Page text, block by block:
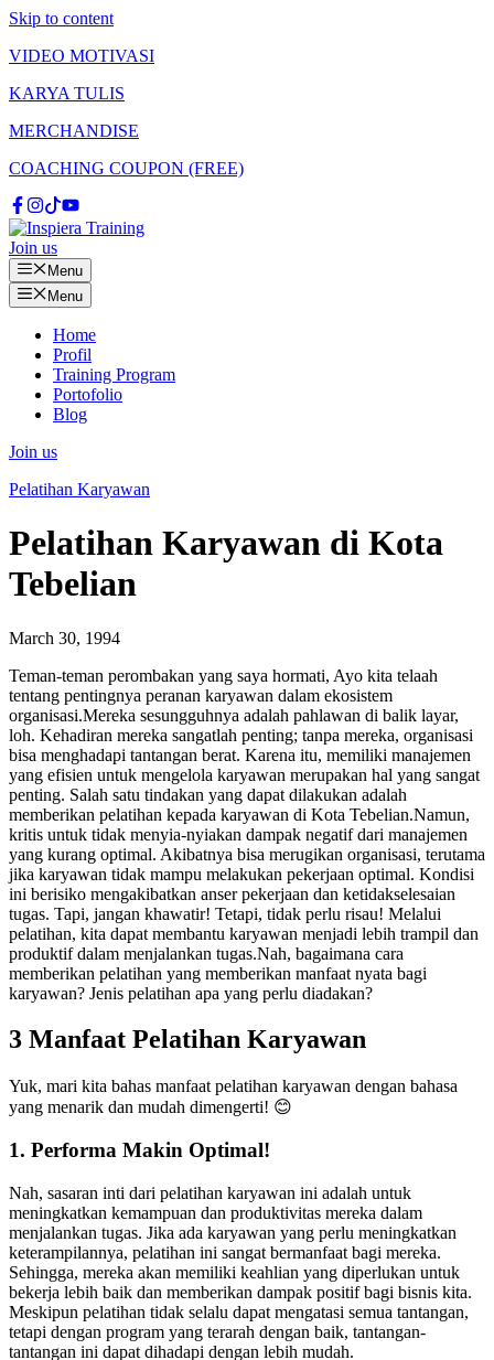
Skip to content
VIDEO MOTIVASI
KARYA TULIS
MERCHANDISE
COACHING COUPON (FREE)
Join us
Menu
Menu
Home
Profil
Training Program
Portofolio
Blog
Join us
Pelatihan Karyawan
Pelatihan Karyawan di Kota
Tebelian
March 30, 1994
Teman-teman perombakan yang saya hormati, Ayo kita telaah
tentang pentingnya peranan karyawan dalam ekosistem
organisasi.Mereka sesungguhnya adalah pahlawan di balik layar,
loh. Kehadiran mereka sangatlah penting; tanpa mereka, organisasi
bisa menghadapi tantangan berat. Karena itu, memiliki manajemen
yang efisien untuk mengelola karyawan merupakan hal yang sangat
penting. Salah satu tindakan yang dapat dilakukan adalah
memberikan pelatihan kepada karyawan di Kota Tebelian.Namun,
kritis untuk tidak menyia-nyiakan dampak negatif dari manajemen
yang kurang optimal. Akibatnya bisa merugikan organisasi, terutama
jika karyawan tidak mampu melakukan pekerjaan optimal. Kondisi
ini berisiko mengakibatkan anser pekerjaan dan ketidakselesaian
tugas. Tapi, jangan khawatir! Tetapi, tidak perlu risau! Melalui
pelatihan, kita dapat membantu karyawan menjadi lebih trampil dan
produktif dalam menjalankan tugas.Nah, bagaimana cara
memberikan pelatihan yang memberikan manfaat nyata bagi
karyawan? Jenis pelatihan apa yang perlu diadakan?
3 Manfaat Pelatihan Karyawan
Yuk, mari kita bahas manfaat pelatihan karyawan dengan bahasa
yang menarik dan mudah dimengerti! 😊
1. Performa Makin Optimal!
Nah, sasaran inti dari pelatihan karyawan ini adalah untuk
meningkatkan kemampuan dan produktivitas mereka dalam
menjalankan tugas. Jika ada karyawan yang perlu meningkatkan
keterampilannya, pelatihan ini sangat bermanfaat bagi mereka.
Sehingga, mereka akan memiliki keahlian yang diperlukan untuk
bekerja lebih baik dan memberikan dampak positif bagi bisnis kita.
Meskipun pelatihan tidak selalu dapat mengatasi semua tantangan,
tetapi dengan program yang terarah dengan baik, tantangan-
tantangan ini dapat dihadapi dengan lebih mudah.